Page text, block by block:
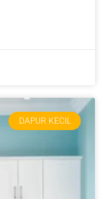
DAPUR KECIL